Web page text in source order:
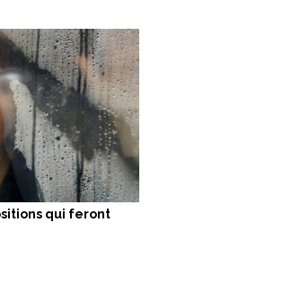
qui feront